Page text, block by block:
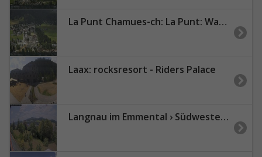
La Punt Chamues-ch: La Punt: Wasserreservoir - Sportplatz
Laax: rocksresort - Riders Palace
Langnau im Emmental › Südwesten: Aussicht vom Dorfberg in Langnau